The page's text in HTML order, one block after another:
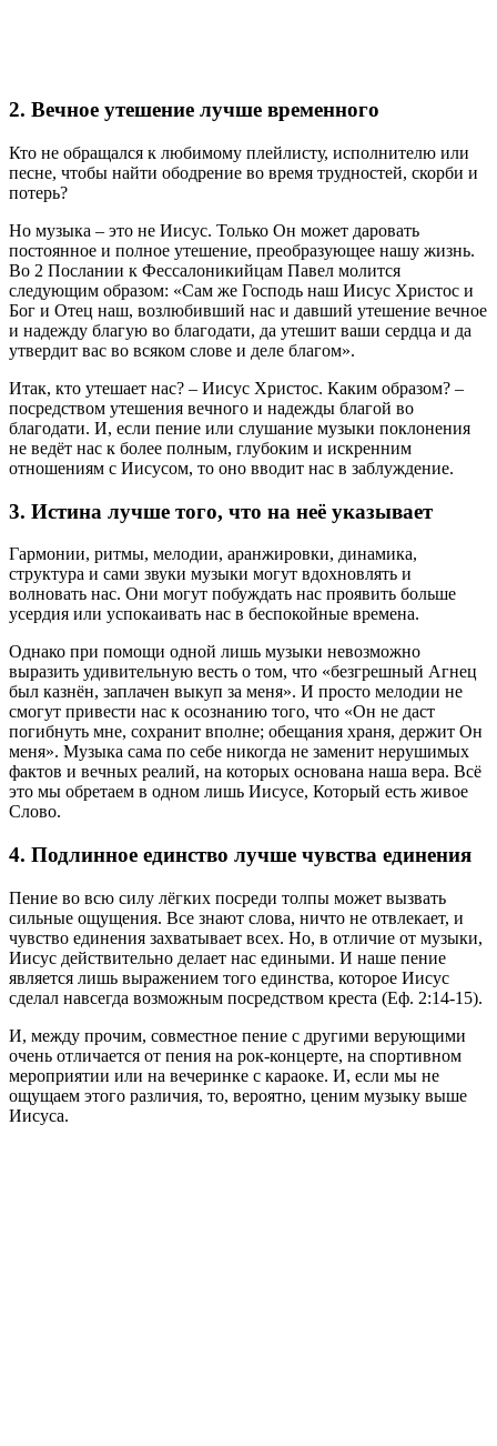
2. Вечное утешение лучше временного
Кто не обращался к любимому плейлисту, исполнителю или
песне, чтобы найти ободрение во время трудностей, скорби и
потерь?
Но музыка – это не Иисус. Только Он может даровать
постоянное и полное утешение, преобразующее нашу жизнь.
Во 2 Послании к Фессалоникийцам Павел молится
следующим образом: «Сам же Господь наш Иисус Христос и
Бог и Отец наш, возлюбивший нас и давший утешение вечное
и надежду благую во благодати, да утешит ваши сердца и да
утвердит вас во всяком слове и деле благом».
Итак, кто утешает нас? – Иисус Христос. Каким образом? –
посредством утешения вечного и надежды благой во
благодати. И, если пение или слушание музыки поклонения
не ведёт нас к более полным, глубоким и искренним
отношениям с Иисусом, то оно вводит нас в заблуждение.
3. Истина лучше того, что на неё указывает
Гармонии, ритмы, мелодии, аранжировки, динамика,
структура и сами звуки музыки могут вдохновлять и
волновать нас. Они могут побуждать нас проявить больше
усердия или успокаивать нас в беспокойные времена.
Однако при помощи одной лишь музыки невозможно
выразить удивительную весть о том, что «безгрешный Агнец
был казнён, заплачен выкуп за меня». И просто мелодии не
смогут привести нас к осознанию того, что «Он не даст
погибнуть мне, сохранит вполне; обещания храня, держит Он
меня». Музыка сама по себе никогда не заменит нерушимых
фактов и вечных реалий, на которых основана наша вера. Всё
это мы обретаем в одном лишь Иисусе, Который есть живое
Слово.
4. Подлинное единство лучше чувства единения
Пение во всю силу лёгких посреди толпы может вызвать
сильные ощущения. Все знают слова, ничто не отвлекает, и
чувство единения захватывает всех. Но, в отличие от музыки,
Иисус действительно делает нас едиными. И наше пение
является лишь выражением того единства, которое Иисус
сделал навсегда возможным посредством креста (Еф. 2:14-15).
И, между прочим, совместное пение с другими верующими
очень отличается от пения на рок-концерте, на спортивном
мероприятии или на вечеринке с караоке. И, если мы не
ощущаем этого различия, то, вероятно, ценим музыку выше
Иисуса.